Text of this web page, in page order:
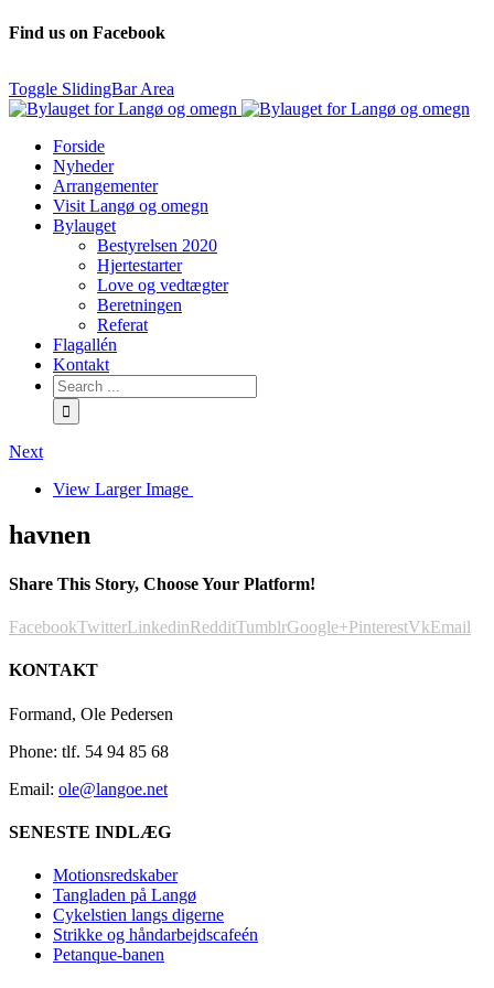
Find us on Facebook
Toggle SlidingBar Area
Forside
Nyheder
Arrangementer
Visit Langø og omegn
Bylauget
Bestyrelsen 2020
Hjertestarter
Love og vedtægter
Beretningen
Referat
Flagallén
Kontakt
Next
View Larger Image
havnen
Share This Story, Choose Your Platform!
FacebookTwitterLinkedinRedditTumblrGoogle+PinterestVkEmail
KONTAKT
Formand, Ole Pedersen
Phone: tlf. 54 94 85 68
Email: ole@langoe.net
SENESTE INDLÆG
Motionsredskaber
Tangladen på Langø
Cykelstien langs digerne
Strikke og håndarbejdscafeén
Petanque-banen